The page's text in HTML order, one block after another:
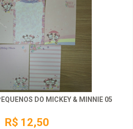
DO MICKEY & MINNIE 05
R$ 12,50